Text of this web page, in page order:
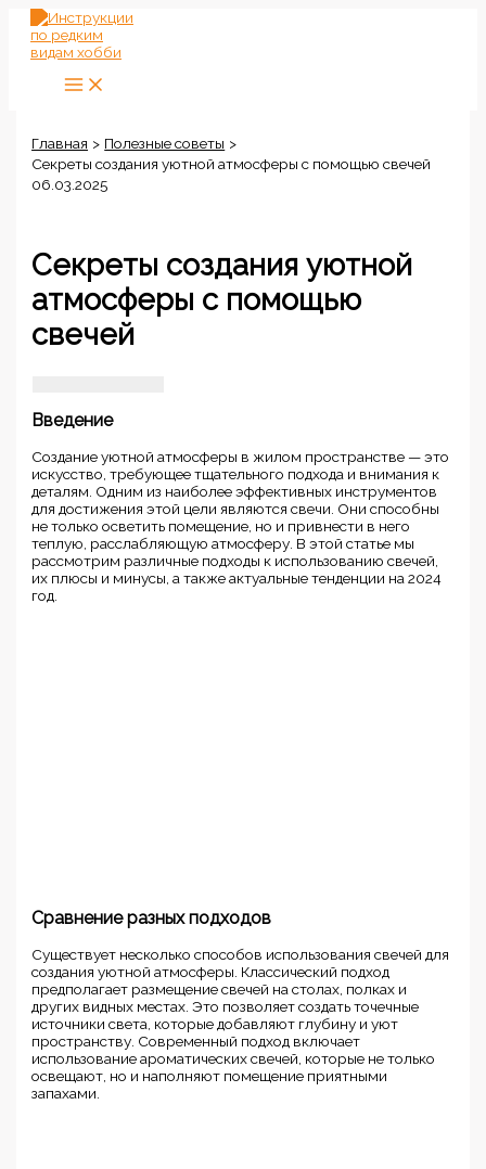
Перейти
содержимому
Главная
Полезные советы
Секреты создания уютной атмосферы с помощью свечей
06.03.2025
Секреты создания уютной
атмосферы с помощью
свечей
Введение
Создание уютной атмосферы в жилом пространстве — это
искусство, требующее тщательного подхода и внимания к
деталям. Одним из наиболее эффективных инструментов
для достижения этой цели являются свечи. Они способны
не только осветить помещение, но и привнести в него
теплую, расслабляющую атмосферу. В этой статье мы
рассмотрим различные подходы к использованию свечей,
их плюсы и минусы, а также актуальные тенденции на 2024
год.
Сравнение разных подходов
Существует несколько способов использования свечей для
создания уютной атмосферы. Классический подход
предполагает размещение свечей на столах, полках и
других видных местах. Это позволяет создать точечные
источники света, которые добавляют глубину и уют
пространству. Современный подход включает
использование ароматических свечей, которые не только
освещают, но и наполняют помещение приятными
запахами.